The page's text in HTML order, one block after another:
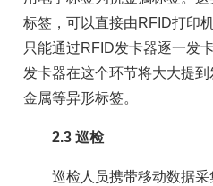
标签，可以直接由RFID打印
只能通过RFID发卡器逐一发
发卡器在这个环节将大大提
金属等异形标签。
2.3 巡检
巡检人员携带移动数据采